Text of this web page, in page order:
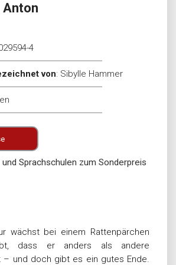
Anton
4
von: Sibylle Hammer
Sprachschulen zum Sonderpreis
wächst bei einem Rattenpärchen
dass er anders als andere
– und doch gibt es ein gutes Ende.